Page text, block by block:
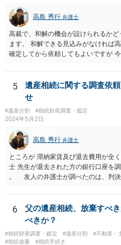
すが、現代では、各々が自由に価格設
はお示しできません。ただし、かつて
報酬基準を踏まえて価格設定してい
ので、それが一応の目安となるでしょ
高島 秀行 弁護士
高裁で、和解の機会が設けられるか
ます。 和解できる見込みがなければ
確定してから依頼してもよいですが
5
遺産相続に関する調査依
せ
#遺産分割 #相続財産調査・鑑定
2024年5月2日
高島 秀行 弁護士
ところが 滞納家賃及び退去費用が全
士 先生が退去された方の銀行口座を
。 友人の弁護士が調べたのは、判
預金の入出金履歴を調べたわけでは
や目的も異なりますし、開示の内容
6
父の遺産相続、放棄すべ
べきか？
#相続財産調査・鑑定 #遺産分割 #不動産・
#相続放棄
#相続手続き